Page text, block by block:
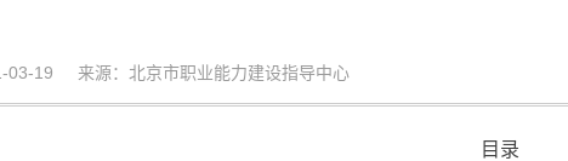
03-19 来源：北京市职业能力建设指导中心
目录